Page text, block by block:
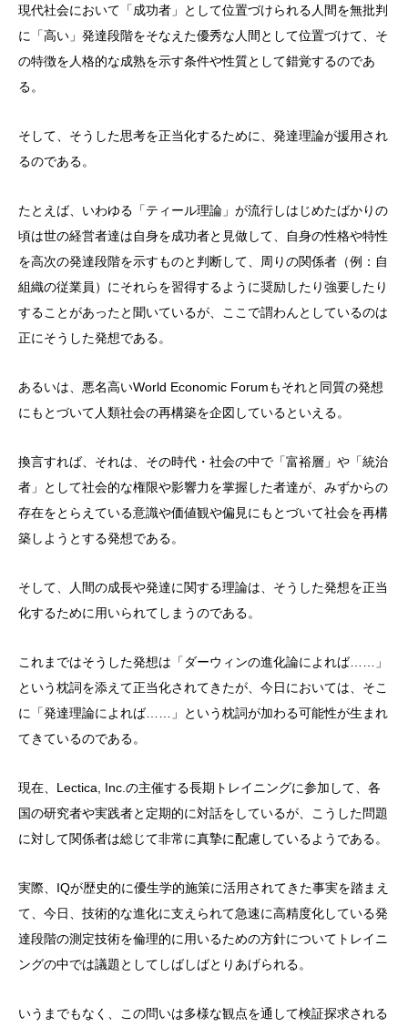
現代社会において「成功者」として位置づけられる人間を無批判
に「高い」発達段階をそなえた優秀な人間として位置づけて、そ
の特徴を人格的な成熟を示す条件や性質として錯覚するのであ
る。
そして、そうした思考を正当化するために、発達理論が援用され
るのである。
たとえば、いわゆる「ティール理論」が流行しはじめたばかりの
頃は世の経営者達は自身を成功者と見做して、自身の性格や特性
を高次の発達段階を示すものと判断して、周りの関係者（例：自
組織の従業員）にそれらを習得するように奨励したり強要したり
することがあったと聞いているが、ここで謂わんとしているのは
正にそうした発想である。
あるいは、悪名高いWorld Economic Forumもそれと同質の発想
にもとづいて人類社会の再構築を企図しているといえる。
換言すれば、それは、その時代・社会の中で「富裕層」や「統治
者」として社会的な権限や影響力を掌握した者達が、みずからの
存在をとらえている意識や価値観や偏見にもとづいて社会を再構
築しようとする発想である。
そして、人間の成長や発達に関する理論は、そうした発想を正当
化するために用いられてしまうのである。
これまではそうした発想は「ダーウィンの進化論によれば……」
という枕詞を添えて正当化されてきたが、今日においては、そこ
に「発達理論によれば……」という枕詞が加わる可能性が生まれ
てきているのである。
現在、Lectica, Inc.の主催する長期トレイニングに参加して、各
国の研究者や実践者と定期的に対話をしているが、こうした問題
に対して関係者は総じて非常に真摯に配慮しているようである。
実際、IQが歴史的に優生学的施策に活用されてきた事実を踏まえ
て、今日、技術的な進化に支えられて急速に高精度化している発
達段階の測定技術を倫理的に用いるための方針についてトレイニ
ングの中では議題としてしばしばとりあげられる。
いうまでもなく、この問いは多様な観点を通して検証探求される